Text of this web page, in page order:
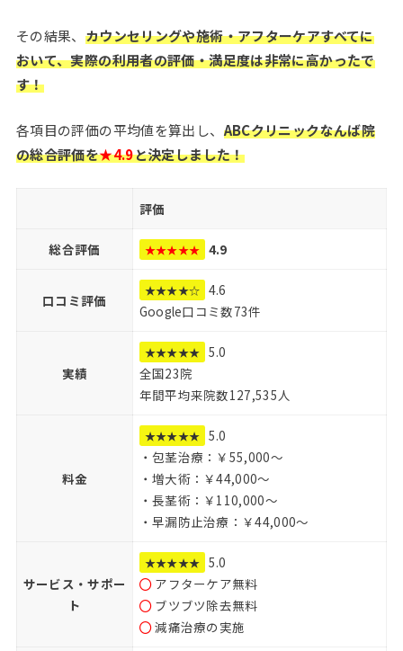
その結果、 カウンセリングや施術・アフターケアすべてに
おいて、実際の利用者の評価・満足度は非常に高かったで
す！
各項目の評価の平均値を算出し、 ABCクリニックなんば院
の総合評価を★4.9と決定しました！
評価
総合評価 ★★★★★ 4.9
口コミ評価
★★★★☆ 4.6
Google口コミ数73件
実績
★★★★★ 5.0
全国23院
年間平均来院数127,535人
料金
★★★★★ 5.0
・包茎治療：￥55,000～
・増大術：￥44,000～
・長茎術：￥110,000～
・早漏防止治療：￥44,000～
サービス・サポー
ト
★★★★★ 5.0
アフターケア無料
ブツブツ除去無料
減痛治療の実施